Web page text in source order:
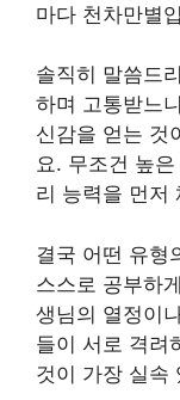
마다 천차만별
솔직히 말씀드
하며 고통받느
신감을 얻는 것
요. 무조건 높
리 능력을 먼저
결국 어떤 유형
스스로 공부하
생님의 열정이
들이 서로 격려
것이 가장 실속